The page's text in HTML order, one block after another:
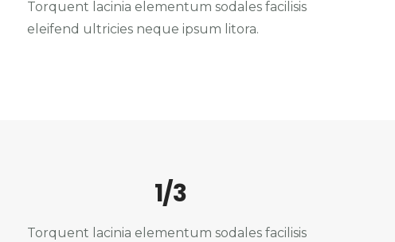
Torquent lacinia elementum sodales facilisis
eleifend ultricies neque ipsum litora.
1/3
Torquent lacinia elementum sodales facilisis